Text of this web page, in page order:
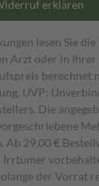
erklären
lesen Sie
Arzt oder in Ihrer
berechnet
UVP:
Die
Ab 29,00 €
Irrtümer
der Vorrat